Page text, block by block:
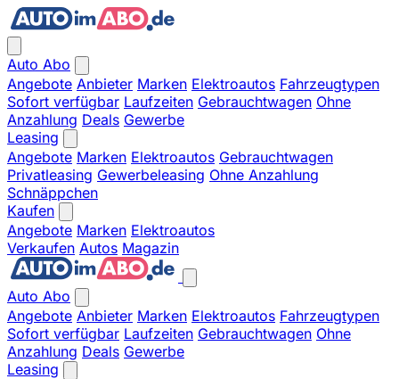
Auto Abo
Angebote Anbieter Marken Elektroautos Fahrzeugtypen
Sofort verfügbar Laufzeiten Gebrauchtwagen Ohne
Anzahlung Deals Gewerbe
Leasing
Angebote Marken Elektroautos Gebrauchtwagen
Privatleasing Gewerbeleasing Ohne Anzahlung
Schnäppchen
Kaufen
Angebote Marken Elektroautos
Verkaufen Autos Magazin
Auto Abo
Angebote Anbieter Marken Elektroautos Fahrzeugtypen
Sofort verfügbar Laufzeiten Gebrauchtwagen Ohne
Anzahlung Deals Gewerbe
Leasing